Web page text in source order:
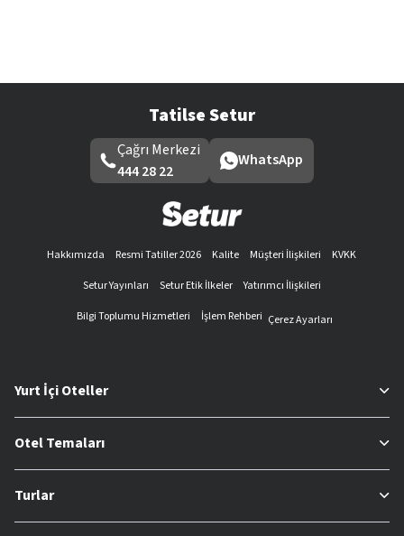
Tatilse Setur
Çağrı Merkezi
444 28 22
WhatsApp
Hakkımızda Resmi Tatiller 2026 Kalite Müşteri İlişkileri
KVKK
Setur Yayınları
Setur Etik İlkeler
Yatırımcı İlişkileri
Bilgi Toplumu Hizmetleri
İşlem Rehberi Çerez Ayarları
Yurt İçi Oteller
Otel Temaları
Turlar